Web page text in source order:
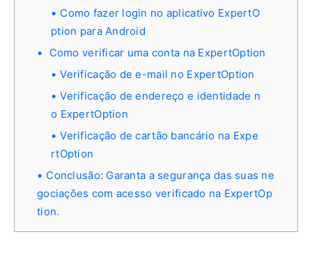
Como fazer login no aplicativo ExpertO
ption para Android
Como verificar uma conta na ExpertOption
Verificação de e-mail no ExpertOption
Verificação de endereço e identidade n
o ExpertOption
Verificação de cartão bancário na Expe
rtOption
Conclusão: Garanta a segurança das suas ne
gociações com acesso verificado na ExpertOp
tion.